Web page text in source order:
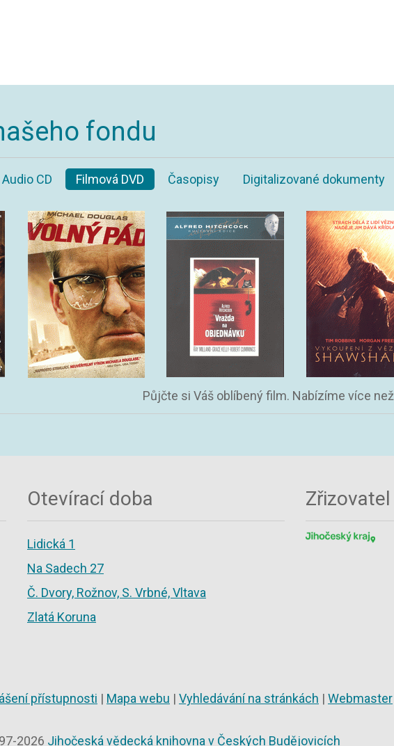
fondu
Audio CD Filmová DVD Časopisy Digitalizované dokumenty
Půjčte si Váš oblíbený film. Nabízíme více než
Otevírací doba
Lidická 1
Na Sadech 27
Č. Dvory, Rožnov, S. Vrbné, Vltava
Zlatá Koruna
Zřizovatel
přístupnosti | Mapa webu | Vyhledávání na stránkách | Webmaster
2026 Jihočeská vědecká knihovna v Českých Budějovicích